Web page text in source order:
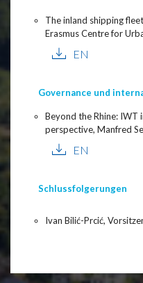
The inland shipping
Erasmus Centre for
EN
Governance und
Beyond the Rhine: IWT
perspective, Manfred
EN
Schlussfolgerungen
Ivan Bilić-Prcić,